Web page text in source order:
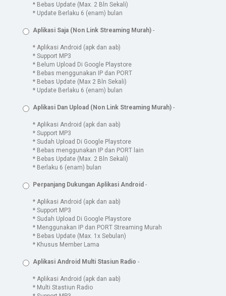
* Bebas Update (Max. 2 Bln Sekali)
* Update Berlaku 6 (enam) bulan
Aplikasi Saja (Non Link Streaming Murah) -
* Aplikasi Android (apk dan aab)
* Support MP3
* Belum Upload Di Google Playstore
* Bebas menggunakan IP dan PORT
* Bebas Update (Max 2 Bln Sekali)
* Update Berlaku 6 (enam) bulan
Aplikasi Dan Upload (Non Link Streaming Murah) -
* Aplikasi Android (apk dan aab)
* Support MP3
* Sudah Upload Di Google Playstore
* Bebas menggunakan IP dan PORT lain
* Bebas Update (Max. 2 Bln Sekali)
* Berlaku 6 (enam) bulan
Perpanjang Dukungan Aplikasi Android -
* Aplikasi Android (apk dan aab)
* Support MP3
* Sudah Upload Di Google Playstore
* Menggunakan IP dan PORT Streaming Murah
* Bebas Update (Max. 1x Sebulan)
* Khusus Member Lama
Aplikasi Android Multi Stasiun Radio -
* Aplikasi Android (apk dan aab)
* Multi Stastiun Radio